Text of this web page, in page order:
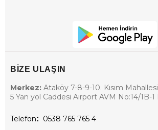
BİZE ULAŞIN
Merkez: Ataköy 7-8-9-10. Kısım
5 Yan yol Caddesi Airport AVM No:14/1B-1
Telefon: 0538 765 765 4